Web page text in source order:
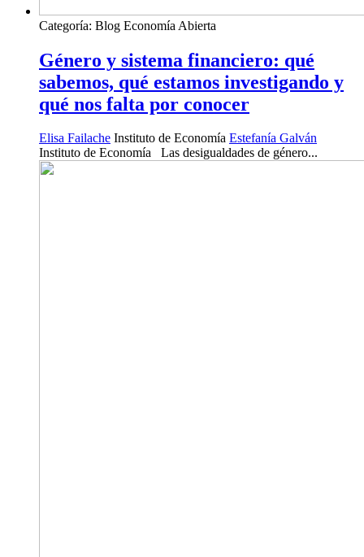
Categoría: Blog Economía Abierta
Género y sistema financiero: qué
sabemos, qué estamos investigando y
qué nos falta por conocer
Elisa Failache Instituto de Economía Estefanía Galván
Instituto de Economía Las desigualdades de género...